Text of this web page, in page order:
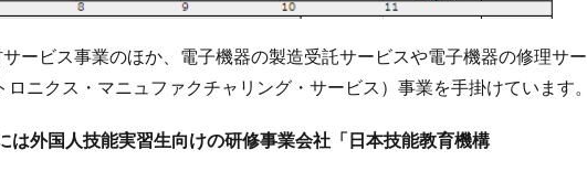
ービス事業のほか、電子機器の製造受託サービスや電子機器の修理サー
ロニクス・マニュファクチャリング・サービス）事業を手掛けています。
は外国人技能実習生向けの研修事業会社「日本技能教育機構